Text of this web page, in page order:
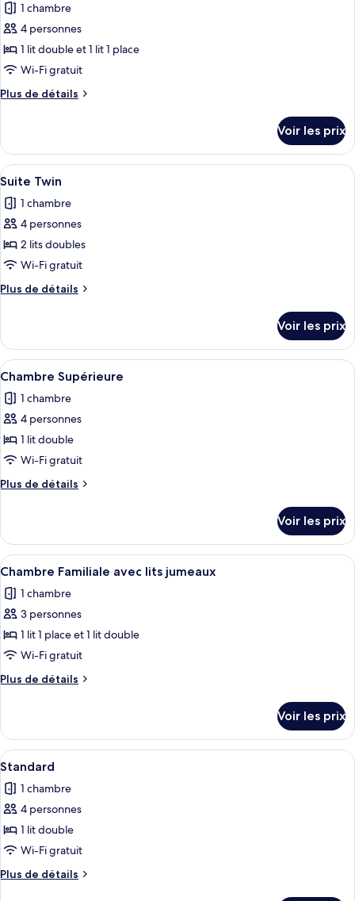
Chambre
Premium
les
photos
pour
ce
type
de
Chambre
Luxe
avec
lits
jumeaux
1 chambre
4 personnes
1 lit double et 1 lit 1 place
Wi-Fi gratuit
Plus de détails
Plus
le
type
de
Chambre
Luxe
lits
jumeaux
Voir les prix
Afficher
toutes
les
photos
pour
ce
type
de
Suite
Twin
Une chambre d’hôtel avec deux lits,
10
Suite Twin
1 chambre
4 personnes
2 lits doubles
Wi-Fi gratuit
Plus de détails
Plus
le
type
de
Suite
Twin
Voir les prix
Afficher
toutes
les
photos
pour
ce
type
de
Chambre
Supérieure
Une chambre d’hôtel moderne
9
Chambre Supérieure
1 chambre
4 personnes
1 lit double
Wi-Fi gratuit
Plus de détails
Plus
le
type
de
Chambre
Supérieure
Voir les prix
Afficher
toutes
les
photos
pour
ce
type
de
Chambre
Familiale
avec
lits
jumeaux
Une cuisine moderne équipée d’un
13
Chambre Familiale avec lits jumeaux
1 chambre
3 personnes
1 lit 1 place et 1 lit double
Wi-Fi gratuit
Plus de détails
Plus
le
type
de
Chambre
Familiale
lits
jumeaux
Voir les prix
Afficher
toutes
les
photos
pour
ce
type
de
Une chambre d’hôtel moderne
8
Standard
1 chambre
4 personnes
1 lit double
Wi-Fi gratuit
Plus de détails
Plus